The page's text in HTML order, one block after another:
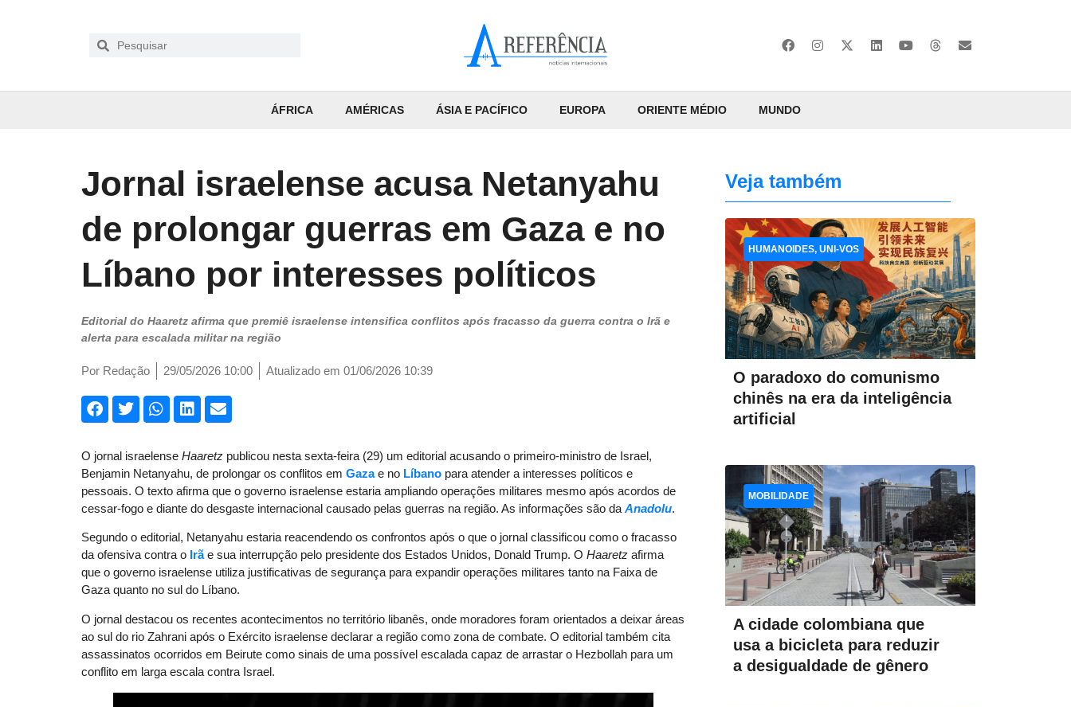
ÁFRICA AMÉRICAS ÁSIA E PACÍFICO EUROPA ORIENTE MÉDIO MUNDO
Jornal israelense acusa Netanyahu
de prolongar guerras em Gaza e no
Líbano por interesses políticos
Editorial do Haaretz afirma que premiê israelense intensifica conflitos após fracasso da guerra contra o Irã e
alerta para escalada militar na região
Por Redação 29/05/2026 10:00 Atualizado em 01/06/2026 10:39
O jornal israelense Haaretz publicou nesta sexta-feira (29) um editorial acusando o primeiro-ministro de Israel,
Benjamin Netanyahu, de prolongar os conflitos em Gazae no Líbano para atender a interesses políticos e
pessoais. O texto afirma que o governo israelense estaria ampliando operações militares mesmo após acordos de
cessar-fogo e diante do desgaste internacional causado pelas guerras na região. As informações são da Anadolu.
Segundo o editorial, Netanyahu estaria reacendendo os confrontos após o que o jornal classificou como o fracasso
da ofensiva contra o Irãe sua interrupção pelo presidente dos Estados Unidos, Donald Trump. O Haaretz afirma
que o governo israelense utiliza justificativas de segurança para expandir operações militares tanto na Faixa de
Gaza quanto no sul do Líbano.
O jornal destacou os recentes acontecimentos no território libanês, onde moradores foram orientados a deixar áreas
ao sul do rio Zahrani após o Exército israelense declarar a região como zona de combate. O editorial também cita
assassinatos ocorridos em Beirute como sinais de uma possível escalada capaz de arrastar o Hezbollah para um
conflito em larga escala contra Israel.
Veja também
O paradoxo do comunismo
chinês na era da inteligência
artificial
HUMANOIDES, UNI-VOS
A cidade colombiana que
usa a bicicleta para reduzir
a desigualdade de gênero
MOBILIDADE